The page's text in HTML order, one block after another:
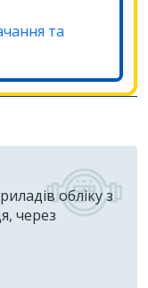
та
обліку з
через